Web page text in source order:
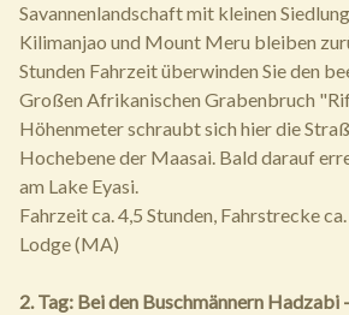
Savannenlandschaft mit kleinen
Kilimanjao und Mount Meru bleiben
Stunden Fahrzeit überwinden Sie den
Großen Afrikanischen Grabenbruch
Höhenmeter schraubt sich hier die
Hochebene der Maasai. Bald darauf
am Lake Eyasi.
Fahrzeit ca. 4,5 Stunden, Fahrstrecke
Lodge (MA)
2. Tag: Bei den Buschmännern Hadzabi